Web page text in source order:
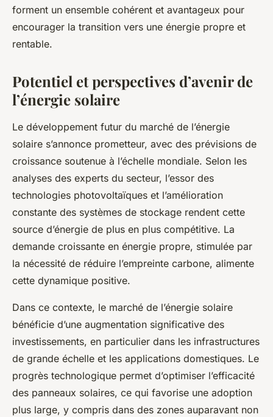
forment un ensemble cohérent et avantageux pour
encourager la transition vers une énergie propre et
rentable.
Potentiel et perspectives d’avenir de
l’énergie solaire
Le développement futur du marché de l’énergie
solaire s’annonce prometteur, avec des prévisions de
croissance soutenue à l’échelle mondiale. Selon les
analyses des experts du secteur, l’essor des
technologies photovoltaïques et l’amélioration
constante des systèmes de stockage rendent cette
source d’énergie de plus en plus compétitive. La
demande croissante en énergie propre, stimulée par
la nécessité de réduire l’empreinte carbone, alimente
cette dynamique positive.
Dans ce contexte, le marché de l’énergie solaire
bénéficie d’une augmentation significative des
investissements, en particulier dans les infrastructures
de grande échelle et les applications domestiques. Le
progrès technologique permet d’optimiser l’efficacité
des panneaux solaires, ce qui favorise une adoption
plus large, y compris dans des zones auparavant non